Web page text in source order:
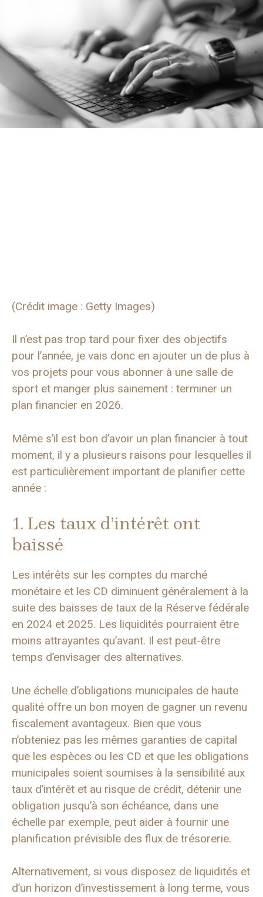
(Crédit image : Getty Images)
Il n’est pas trop tard pour fixer des objectifs
pour l’année, je vais donc en ajouter un de plus à
vos projets pour vous abonner à une salle de
sport et manger plus sainement : terminer un
plan financier en 2026.
Même s’il est bon d’avoir un plan financier à tout
moment, il y a plusieurs raisons pour lesquelles il
est particulièrement important de planifier cette
année :
1. Les taux d’intérêt ont
baissé
Les intérêts sur les comptes du marché
monétaire et les CD diminuent généralement à la
suite des baisses de taux de la Réserve fédérale
en 2024 et 2025. Les liquidités pourraient être
moins attrayantes qu’avant. Il est peut-être
temps d’envisager des alternatives.
Une échelle d’obligations municipales de haute
qualité offre un bon moyen de gagner un revenu
fiscalement avantageux. Bien que vous
n’obteniez pas les mêmes garanties de capital
que les espèces ou les CD et que les obligations
municipales soient soumises à la sensibilité aux
taux d’intérêt et au risque de crédit, détenir une
obligation jusqu’à son échéance, dans une
échelle par exemple, peut aider à fournir une
planification prévisible des flux de trésorerie.
Alternativement, si vous disposez de liquidités et
d’un horizon d’investissement à long terme, vous